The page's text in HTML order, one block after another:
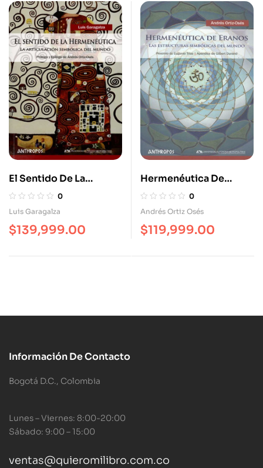
El Sentido De La
Hermenéutica. La
Articulación Simbólica
Del Mundo
0
Luis Garagalza
$139,999.00
Hermenéutica De
Eranos Las Estructuras
Simbólicas Del Mundo
0
Andrés Ortiz Osés
$119,999.00
Información De Contacto
Bogotá D.C., Colombia
Lunes – Viernes: 8:00-20:00
Sábado: 9:00 – 15:00
ventas@quieromilibro.com.co